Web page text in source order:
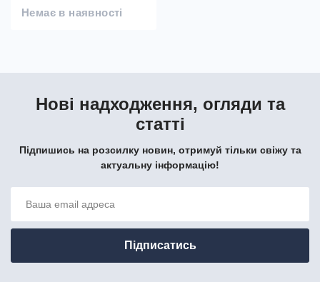
Немає в наявності
Нові надходження, огляди та
статті
Підпишись на розсилку новин, отримуй тільки свіжу та
актуальну інформацію!